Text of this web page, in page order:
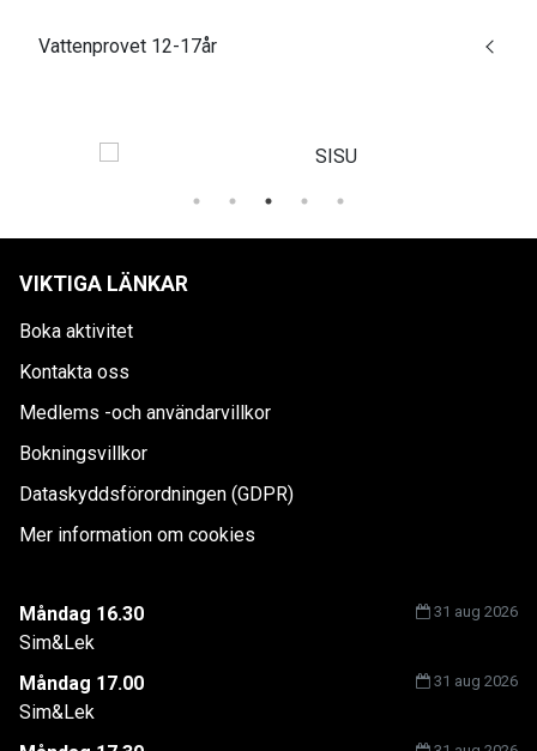
Vattenprovet 12-17år
VIKTIGA LÄNKAR
Boka aktivitet
Kontakta oss
Medlems -och användarvillkor
Bokningsvillkor
Dataskyddsförordningen (GDPR)
Mer information om cookies
Måndag 16.30 31 aug 2026
Sim&Lek
Måndag 17.00
31 aug 2026
Sim&Lek